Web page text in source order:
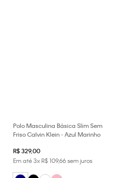
Polo Masculina Básica Slim Sem
Friso Calvin Klein - Azul Marinho
R$329,00
Em até3xR$109,66sem juros